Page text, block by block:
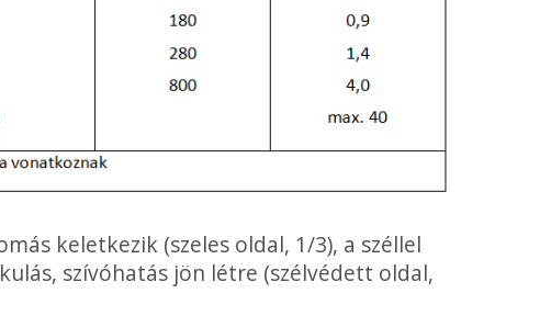
keletkezik (szeles oldal, 1/3), a széllel
szívóhatás jön létre (szélvé­dett oldal,